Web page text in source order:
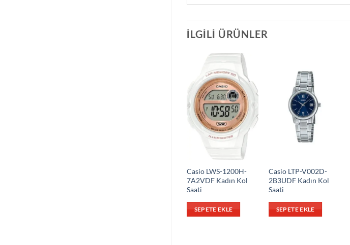
İLGILI ÜRÜNLER
Casio LWS-1200H-
7A2VDF Kadın Kol
Saati
SEPETE EKLE
Casio LTP-V002D-
2B3UDF Kadın Kol
Saati
SEPETE EKLE